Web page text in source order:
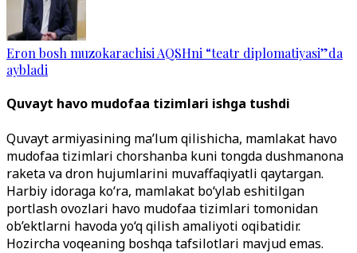
Eron bosh muzokarachisi AQSHni “teatr diplomatiyasi”da
aybladi
Quvayt havo mudofaa tizimlari ishga tushdi
Quvayt armiyasining ma’lum qilishicha, mamlakat havo
mudofaa tizimlari chorshanba kuni tongda dushmanona
raketa va dron hujumlarini muvaffaqiyatli qaytargan.
Harbiy idoraga ko‘ra, mamlakat bo‘ylab eshitilgan
portlash ovozlari havo mudofaa tizimlari tomonidan
ob’ektlarni havoda yo‘q qilish amaliyoti oqibatidir.
Hozircha voqeaning boshqa tafsilotlari mavjud emas.